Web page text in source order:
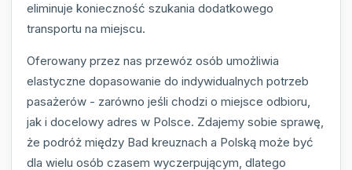
eliminuje konieczność szukania dodatkowego
transportu na miejscu.
Oferowany przez nas przewóz osób umożliwia
elastyczne dopasowanie do indywidualnych potrzeb
pasażerów - zarówno jeśli chodzi o miejsce odbioru,
jak i docelowy adres w Polsce. Zdajemy sobie sprawę,
że podróż między Bad kreuznach a Polską może być
dla wielu osób czasem wyczerpującym, dlatego